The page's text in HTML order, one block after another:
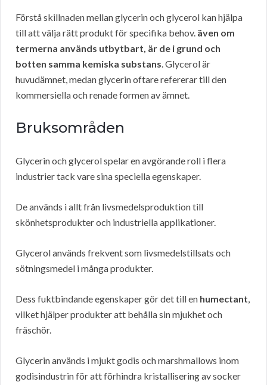
Förstå skillnaden mellan glycerin och glycerol kan hjälpa
till att välja rätt produkt för specifika behov. även om
termerna används utbytbart, är de i grund och
botten samma kemiska substans. Glycerol är
huvudämnet, medan glycerin oftare refererar till den
kommersiella och renade formen av ämnet.
Bruksområden
Glycerin och glycerol spelar en avgörande roll i flera
industrier tack vare sina speciella egenskaper.
De används i allt från livsmedelsproduktion till
skönhetsprodukter och industriella applikationer.
Glycerol används frekvent som livsmedelstillsats och
sötningsmedel i många produkter.
Dess fuktbindande egenskaper gör det till en humectant,
vilket hjälper produkter att behålla sin mjukhet och
fräschör.
Glycerin används i mjukt godis och marshmallows inom
godisindustrin för att förhindra kristallisering av socker